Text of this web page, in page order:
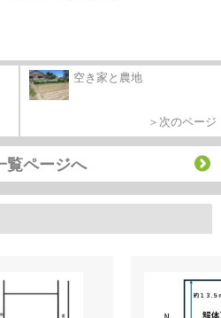
空き家と農地
＞次のページ
覧ページへ